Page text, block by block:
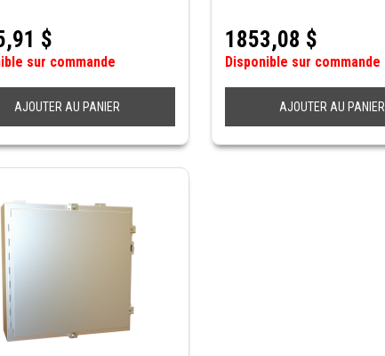
$
sur commande
AJOUTER AU PANIER
1853,08 $
Disponible sur commande
AJOUTER AU PANIER